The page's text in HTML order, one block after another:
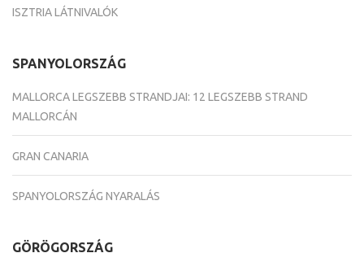
ISZTRIA LÁTNIVALÓK
SPANYOLORSZÁG
MALLORCA LEGSZEBB STRANDJAI: 12 LEGSZEBB STRAND
MALLORCÁN
GRAN CANARIA
SPANYOLORSZÁG NYARALÁS
GÖRÖGORSZÁG